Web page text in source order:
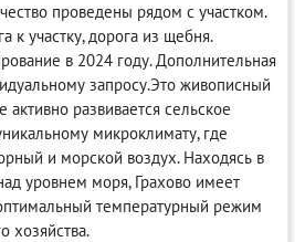
проведены рядом с участком.
к участку, дорога из щебня.
в 2024 году. Дополнительная
запросу.Это живописный
активно развивается сельское
микроклимату, где
и морской воздух. Находясь в
уровнем моря, Грахово имеет
температурный режим
хозяйства.